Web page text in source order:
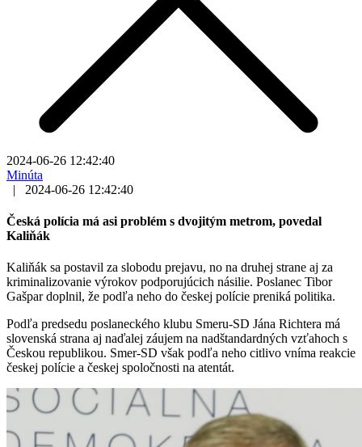
2024-06-26 12:42:40
Minúta
|
2024-06-26 12:42:40
Česká polícia má asi problém s dvojitým metrom, povedal
Kaliňák
Kaliňák sa postavil za slobodu prejavu, no na druhej strane aj za
kriminalizovanie výrokov podporujúcich násilie. Poslanec Tibor
Gašpar doplnil, že podľa neho do českej polície preniká politika.
Podľa predsedu poslaneckého klubu Smeru-SD Jána Richtera má
slovenská strana aj naďalej záujem na nadštandardných vzťahoch s
Českou republikou. Smer-SD však podľa neho citlivo vníma reakcie
českej polície a českej spoločnosti na atentát.